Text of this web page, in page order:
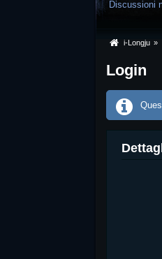
Discussioni
i-Longju »
Login